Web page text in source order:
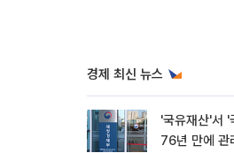
경제 최신 뉴스
'국유재산'서
76년 만에 관